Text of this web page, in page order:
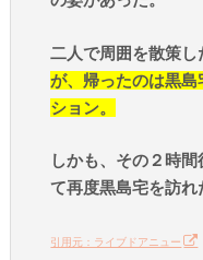
二人で周囲を散策し
が、帰ったのは黒
ション。
しかも、その２時
て再度黒島宅を訪れ
引用元：ライブドアニュー